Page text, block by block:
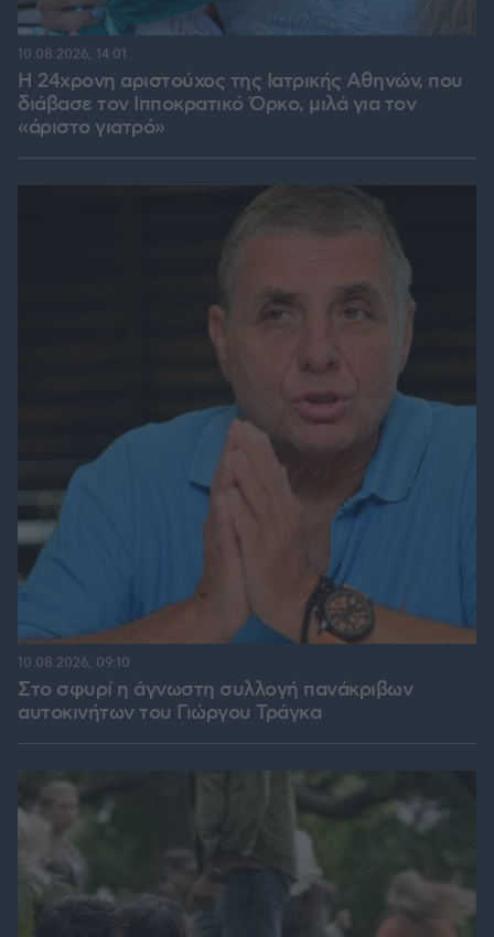
Η 24χρονη αριστούχος της Ιατρικής Αθηνών, που
διάβασε τον Ιπποκρατικό Όρκο, μιλά για τον
«άριστο γιατρό»
10.08.2026, 14:01
Στο σφυρί η άγνωστη συλλογή πανάκριβων
αυτοκινήτων του Γιώργου Τράγκα
10.08.2026, 09:10